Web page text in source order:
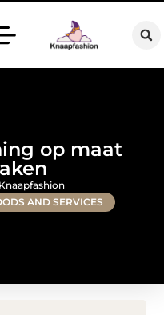
op maat
AND SERVICES